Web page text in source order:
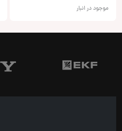
موجود در انبار